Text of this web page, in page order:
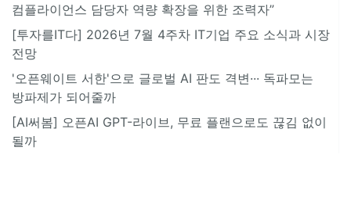
컴플라이언스 담당자 역량 확장을 위한 조력자”
[투자를IT다] 2026년 7월 4주차 IT기업 주요 소식과 시장
전망
'오픈웨이트 서한'으로 글로벌 AI 판도 격변··· 독파모는
방파제가 되어줄까
[AI써봄] 오픈AI GPT-라이브, 무료 플랜으로도 끊김 없이
될까